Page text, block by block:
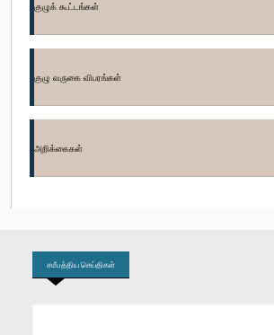
குழுக் கூட்டங்கள்
குழு வருகை விபரங்கள்
அறிக்கைகள்
சமீபத்திய செய்திகள்